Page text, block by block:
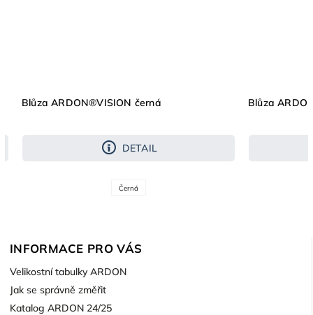
Blůza ARDON®VISION černá
DETAIL
Černá
Blůza
INFORMACE PRO VÁS
Velikostní tabulky ARDON
Jak se správně změřit
Katalog ARDON 24/25